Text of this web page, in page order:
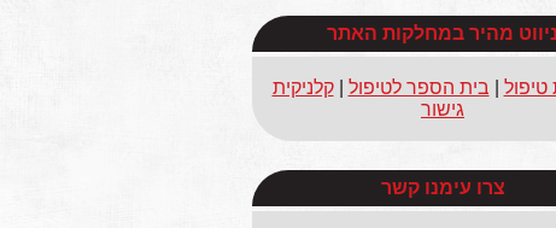
ניווט מהיר במחלקות האתר
טיפול בית הספר לטיפול |קלניקית
גישור
צרו עימנו קשר